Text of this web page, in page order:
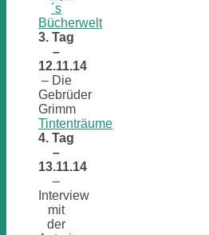
´s
Bücherwelt
3. Tag
–
12.11.14
– Die
Gebrüder
Grimm
Tintenträume
4. Tag
–
13.11.14
–
Interview
mit
der